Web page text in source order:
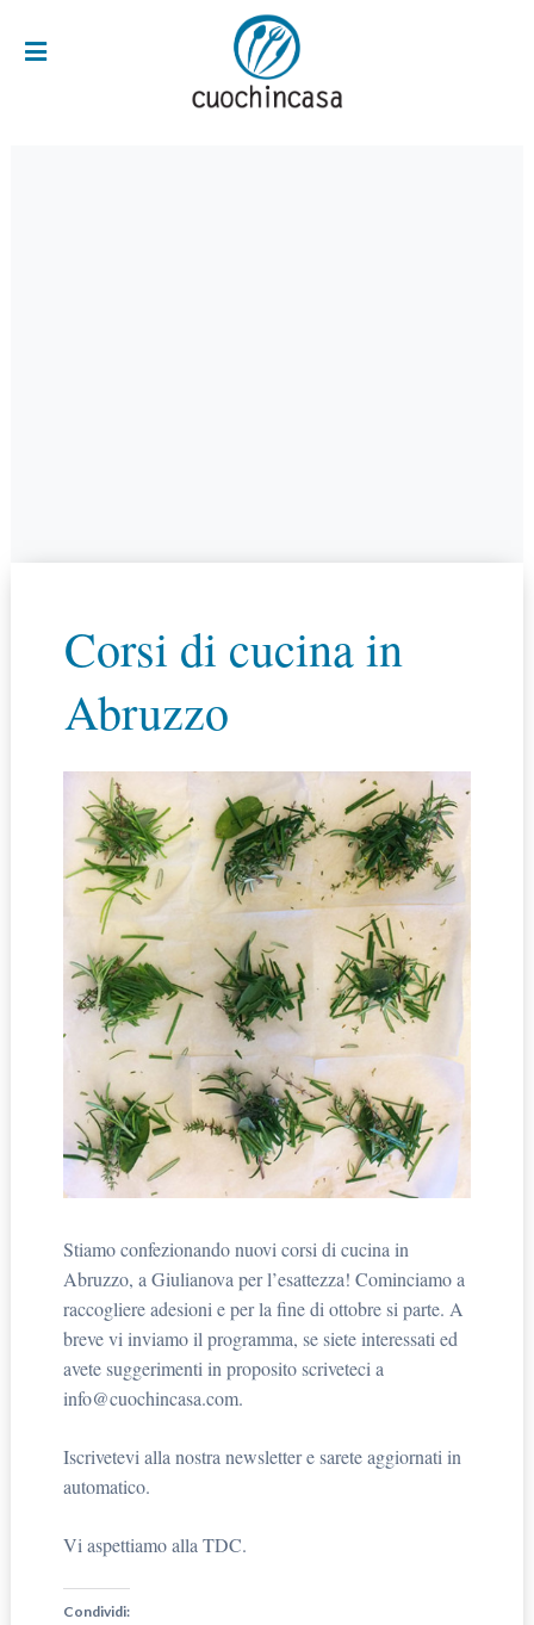
Corsi di cucina in
Abruzzo
Stiamo confezionando nuovi corsi di cucina in
Abruzzo, a Giulianova per l’esattezza! Cominciamo a
raccogliere adesioni e per la fine di ottobre si parte. A
breve vi inviamo il programma, se siete interessati ed
avete suggerimenti in proposito scriveteci a
info@cuochincasa.com.
Iscrivetevi alla nostra newsletter e sarete aggiornati in
automatico.
Vi aspettiamo alla TDC.
Condividi: